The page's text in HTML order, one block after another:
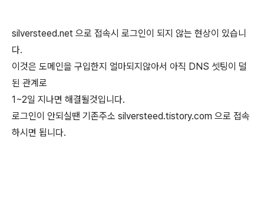
silversteed.net 으로 접속시 로그인이 되지 않는 현상이 있습니
다.
이것은 도메인을 구입한지 얼마되지않아서 아직 DNS 셋팅이 덜
된 관계로
1~2일 지나면 해결될것입니다.
로그인이 안되실땐 기존주소 silversteed.tistory.com 으로 접속
하시면 됩니다.